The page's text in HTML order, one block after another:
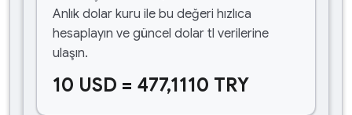
Anlık dolar kuru ile bu değeri hızlıca
hesaplayın ve güncel dolar tl verilerine
ulaşın.
10 USD = 477,1110 TRY